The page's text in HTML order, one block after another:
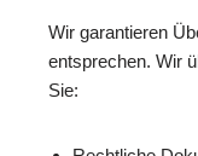
Wir garantieren
entsprechen. Wir
Sie: